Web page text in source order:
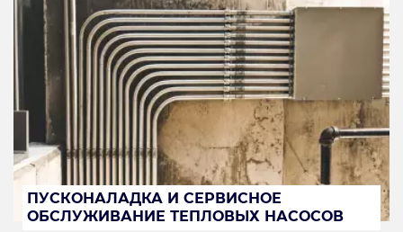
ПУСКОНАЛАДКА И СЕРВИСНОЕ
ОБСЛУЖИВАНИЕ ТЕПЛОВЫХ НАСОСОВ